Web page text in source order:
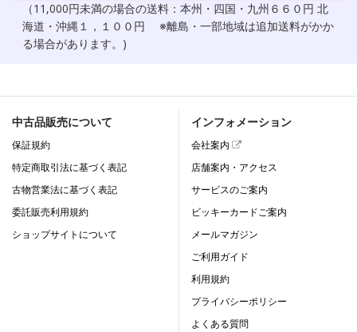
（11,000円未満の場合の送料：本州・四国・九州６６０円 北
海道・沖縄１，１００円 ※離島・一部地域は追加送料がかか
る場合があります。)
中古品販売について
保証規約
特定商取引法に基づく表記
古物営業法に基づく表記
委託販売利用規約
ショップサイトについて
インフォメーション
会社案内
店舗案内・アクセス
サービスのご案内
ビッキーカードご案内
メールマガジン
ご利用ガイド
利用規約
プライバシーポリシー
よくある質問